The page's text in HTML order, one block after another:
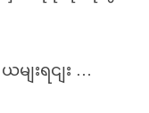
မျးရငျး …